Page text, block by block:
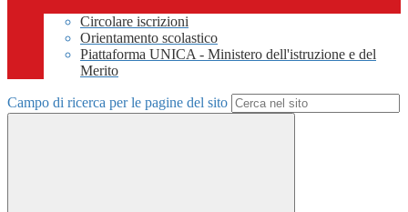
Circolare iscrizioni
Orientamento scolastico
Piattaforma UNICA - Ministero dell'istruzione e del
Merito
Campo di ricerca per le pagine del sito